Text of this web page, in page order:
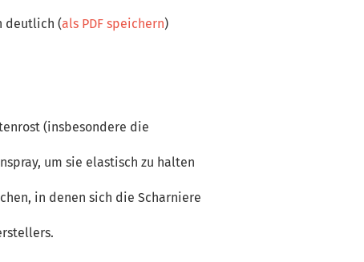
erstellen
deutlich (als PDF speichern)
(insbesondere die
um sie elastisch zu halten
in denen sich die Scharniere